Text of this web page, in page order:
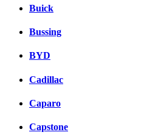
Buick
Bussing
BYD
Cadillac
Caparo
Capstone